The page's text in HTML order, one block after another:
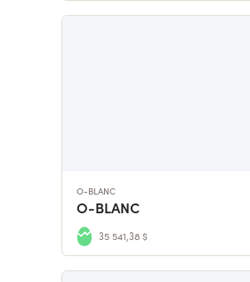
O-BLANC
O-BLANC
35 541,38 $